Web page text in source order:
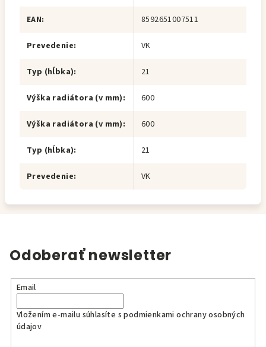
EAN: 8592651007511
Prevedenie: VK
Typ (hĺbka): 21
Výška radiátora (v mm): 600
Výška radiátora (v mm): 600
Typ (hĺbka): 21
Prevedenie: VK
Odoberať newsletter
Email
Vložením e-mailu súhlasíte spodmienkami ochrany osobných
údajov